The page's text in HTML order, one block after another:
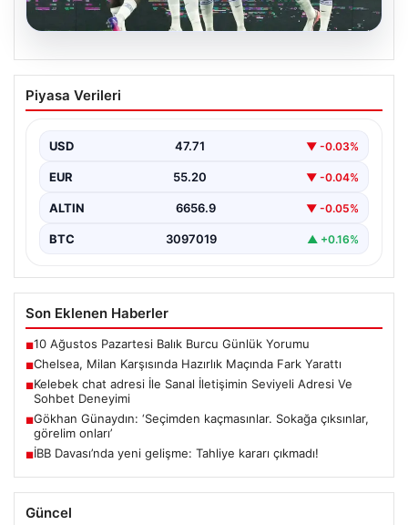
08.08.2026
Chelsea, Milan Karşısında Hazırlık
Maçında Fark Yarattı
maçında İtalya’nın köklü takımlarından Milan’ı 3-0
mağlup ederek…
Piyasa Verileri
USD 47.71 ▼ -0.03%
EUR 55.20 ▼ -0.04%
ALTIN 6656.9 ▼ -0.05%
BTC 3097019 ▲ +0.16%
Son Eklenen Haberler
■10 Ağustos Pazartesi Balık Burcu Günlük Yorumu
■Chelsea, Milan Karşısında Hazırlık Maçında Fark Yarattı
■Kelebek chat adresi İle Sanal İletişimin Seviyeli Adresi Ve
Sohbet Deneyimi
■Gökhan Günaydın: ‘Seçimden kaçmasınlar. Sokağa çıksınlar,
görelim onları’
■İBB Davası’nda yeni gelişme: Tahliye kararı çıkmadı!
Güncel